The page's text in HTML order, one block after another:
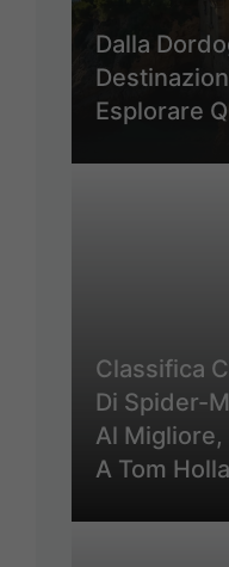
Dalla
Esplorare
Classifica
Di Spider-
Al Migliore,
A Tom